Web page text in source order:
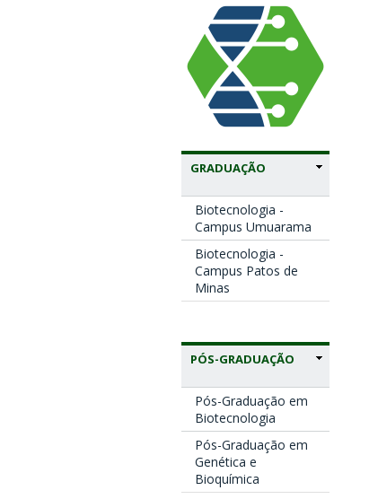
GRADUAÇÃO
Biotecnologia -
Campus Umuarama
Biotecnologia -
Campus Patos de
Minas
PÓS-GRADUAÇÃO
Pós-Graduação em
Biotecnologia
Pós-Graduação em
Genética e
Bioquímica